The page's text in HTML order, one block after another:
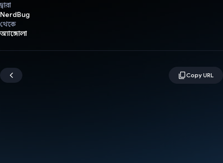
দ্বারা
NerdBug
থেকে
অ্যাঙ্গোলা